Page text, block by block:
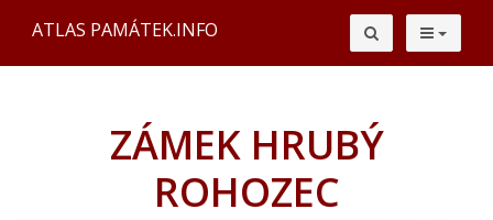
ATLAS PAMÁTEK.INFO
ZÁMEK HRUBÝ
ROHOZEC